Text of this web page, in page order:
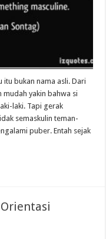
itu bukan nama asli. Dari
mudah yakin bahwa si
laki. Tapi gerak
semaskulin teman-
puber. Entah sejak